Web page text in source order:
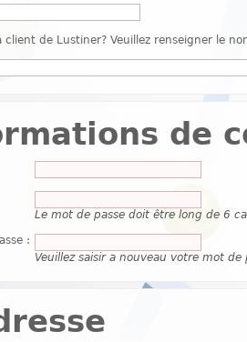
client de Lustiner? Veuillez renseigner le
de
Le mot de passe doit être long de 6
:
Veuillez saisir a nouveau votre mot